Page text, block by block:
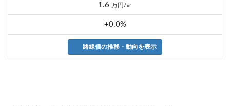
1.6 万円/㎡
+0.0%
路線価の推移・動向を表示